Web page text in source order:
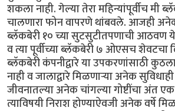
शकला नाही. गेल्या तेरा महिन्यांपूर्वीच मी
चालणारा फोन वापरणे थांबवले. आजही
ब्लॅकबेरी १० च्या सुटसुटीतपणाची आठवण
व त्या पूर्वीच्या ब्लॅकबेरी ७ ओएसच
ब्लॅकबेरी कंपनीद्वारे या उपकरणांसाठी
नाही व जालाद्वारे मिळणार्‍या अनेक
जीवनातल्या अनेक चांगल्या गोष्टींचा अंत
त्याविषयी निराश होण्याऐवजी अनेक वर्षे